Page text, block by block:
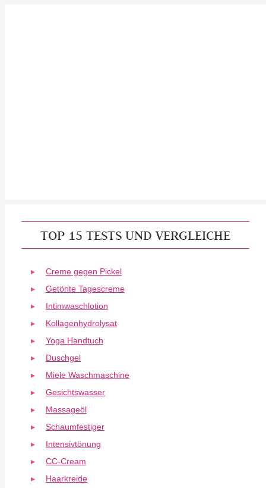
TOP 15 TESTS UND VERGLEICHE
Creme gegen Pickel
Getönte Tagescreme
Intimwaschlotion
Kollagenhydrolysat
Yoga Handtuch
Duschgel
Miele Waschmaschine
Gesichtswasser
Massageöl
Schaumfestiger
Intensivtönung
CC-Cream
Haarkreide